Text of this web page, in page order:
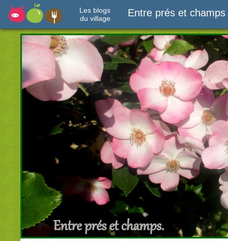
Les blogs
du village
Entre prés et champs